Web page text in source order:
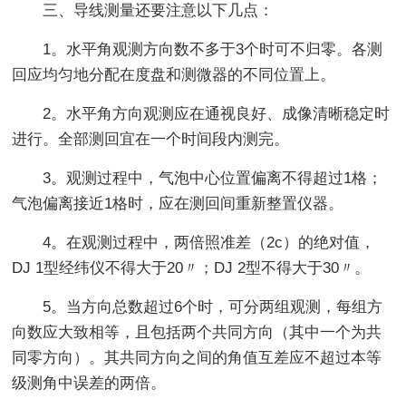
三、导线测量还要注意以下几点：
1。水平角观测方向数不多于3个时可不归零。各测
回应均匀地分配在度盘和测微器的不同位置上。
2。水平角方向观测应在通视良好、成像清晰稳定时
进行。全部测回宜在一个时间段内测完。
3。观测过程中，气泡中心位置偏离不得超过1格；
气泡偏离接近1格时，应在测回间重新整置仪器。
4。在观测过程中，两倍照准差（2c）的绝对值，
DJ 1型经纬仪不得大于20〃；DJ 2型不得大于30〃。
5。当方向总数超过6个时，可分两组观测，每组方
向数应大致相等，且包括两个共同方向（其中一个为共
同零方向）。其共同方向之间的角值互差应不超过本等
级测角中误差的两倍。